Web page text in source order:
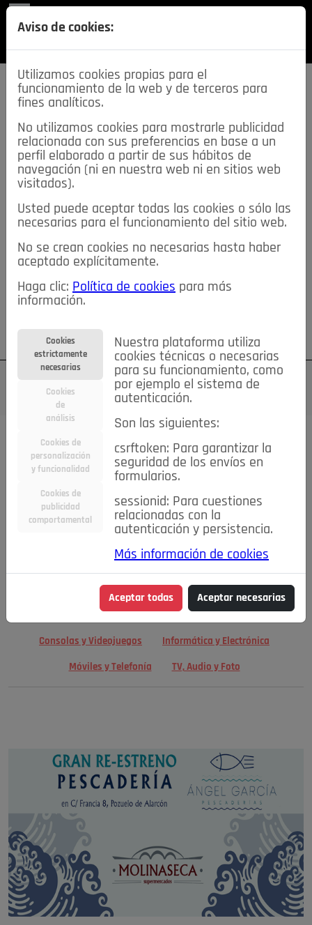
SECCIONES
descarga esta
REVISTA
≡NOTICIAS
NOTICIAS SERVICIOS DE INTERÉS
TABLÓN DE ANUNCIOS MIS ANUNCIOS CONTACTO
NOSOTROS
Su cuenta Regístrese ¿Olvidó su contraseña?
TODAS Deporte Bicicletas Deportes y Ocio
Electrodomésticos
Niños y Bebés Inmobiliaria Construcción y Reformas
Moda Accesorios Ropa Motor
Motor y Accesorios Motos Ocio
Cine, Libros y Música Coleccionismo Otros
Consolas y Videojuegos Informática y Electrónica
Móviles y Telefonía TV, Audio y Foto
Aviso de cookies:
Utilizamos cookies propias para el
funcionamiento de la web y de terceros para
fines analíticos.
No utilizamos cookies para mostrarle publicidad
relacionada con sus preferencias en base a un
perfil elaborado a partir de sus hábitos de
navegación (ni en nuestra web ni en sitios web
visitados).
Usted puede aceptar todas las cookies o sólo las
necesarias para el funcionamiento del sitio web.
No se crean cookies no necesarias hasta haber
aceptado explícitamente.
Haga clic: Política de cookies para más
información.
Cookies
estrictamente
necesarias
Cookies
de
análisis
Cookies de
personalización
y funcionalidad
Cookies de
publicidad
comportamental
Nuestra plataforma utiliza
cookies técnicas o necesarias
para su funcionamiento, como
por ejemplo el sistema de
autenticación.
Son las siguientes:
csrftoken: Para garantizar la
seguridad de los envíos en
formularios.
sessionid: Para cuestiones
relacionadas con la
autenticación y persistencia.
Más información de cookies
Aceptar todas Aceptar necesarias